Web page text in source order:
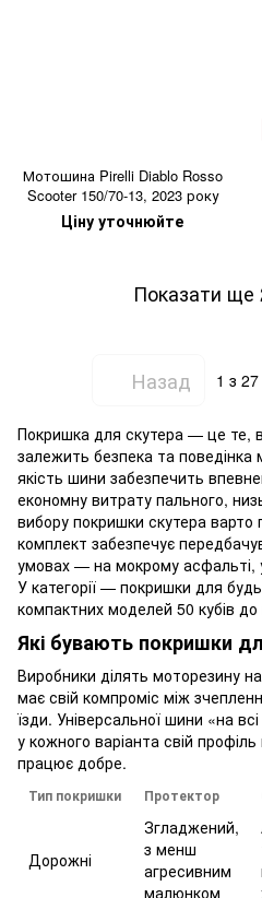
Мотошина Pirelli Diablo Rosso
Scooter 150/70-13, 2023 року
Ціну уточнюйте
Показати ще
Назад 1 з 27
Покришка для скутера — це те,
залежить безпека та
якість шини забезпечить
економну витрату пального,
вибору покришки скутера варто
комплект забезпечує
умовах — на мокрому асфальті,
У категорії — покришки для
компактних моделей 50 кубів до
Які бувають покришки
Виробники ділять моторезину на
має свій компроміс між
їзди. Універсальної шини «на
у кожного варіанта свій профіль
працює добре.
Тип покришки Протектор
Дорожні
Згладжений,
з менш
агресивним
малюнком